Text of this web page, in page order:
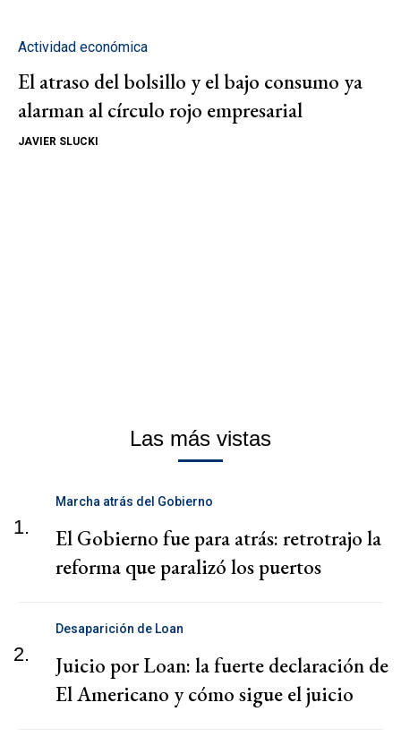
Actividad económica
El atraso del bolsillo y el bajo consumo ya
alarman al círculo rojo empresarial
JAVIER SLUCKI
Las más vistas
1.
Marcha atrás del Gobierno
El Gobierno fue para atrás: retrotrajo la
reforma que paralizó los puertos
2.
Desaparición de Loan
Juicio por Loan: la fuerte declaración de
El Americano y cómo sigue el juicio